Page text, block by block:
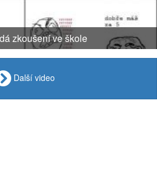
zkoušení ve škole
Další video